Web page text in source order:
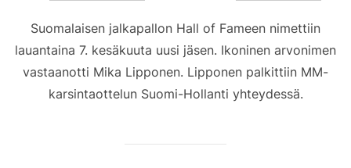
Suomalaisen jalkapallon Hall of Fameen nimettiin
lauantaina 7. kesäkuuta uusi jäsen. Ikoninen arvonimen
vastaanotti Mika Lipponen. Lipponen palkittiin MM-
karsintaottelun Suomi-Hollanti yhteydessä.